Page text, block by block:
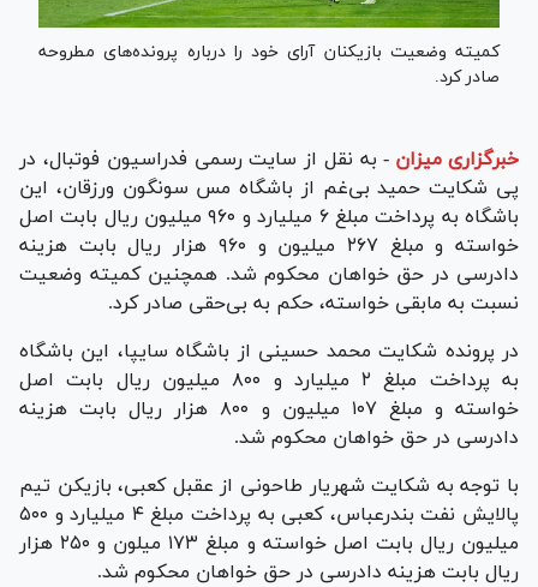
کمیته وضعیت بازیکنان آرای خود را درباره پرونده‌های مطروحه
صادر کرد.
خبرگزاری میزان - به نقل از سایت رسمی فدراسیون فوتبال، در
پی شکایت حمید بی‌غم از باشگاه مس سونگون ورزقان، این
باشگاه به پرداخت مبلغ ۶ میلیارد و ۹۶۰ میلیون ریال بابت اصل
خواسته و مبلغ ۲۶۷ میلیون و ۹۶۰ هزار ریال بابت هزینه
دادرسی در حق خواهان محکوم شد. همچنین کمیته وضعیت
نسبت به مابقی خواسته، حکم به بی‌حقی صادر کرد.
در پرونده شکایت محمد حسینی از باشگاه سایپا، این باشگاه
به پرداخت مبلغ ۲ میلیارد و ۸۰۰ میلیون ریال بابت اصل
خواسته و مبلغ ۱۰۷ میلیون و ۸۰۰ هزار ریال بابت هزینه
دادرسی در حق خواهان محکوم شد.
با توجه به شکایت شهریار طاحونی از عقبل کعبی، بازیکن تیم
پالایش نفت بندرعباس، کعبی به پرداخت مبلغ ۴ میلیارد و ۵۰۰
میلیون ریال بابت اصل خواسته و مبلغ ۱۷۳ میلون و ۲۵۰ هزار
ریال بابت هزینه دادرسی در حق خواهان محکوم شد.